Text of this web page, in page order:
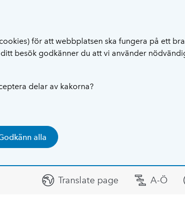
för att webbplatsen ska fungera på ett bra
besök godkänner du att vi använder
delar av kakorna?
alla
Translate page A-Ö